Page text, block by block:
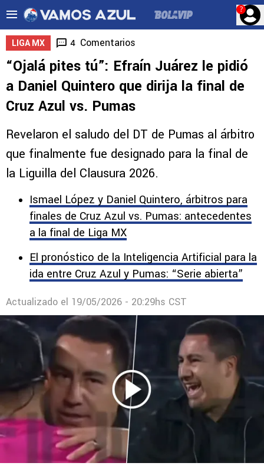
?
LIGA MX 4 Comentarios
“Ojalá pites tú”: Efraín Juárez le pidió
a Daniel Quintero que dirija la final de
Cruz Azul vs. Pumas
Revelaron el saludo del DT de Pumas al árbitro
que finalmente fue designado para la final de
la Liguilla del Clausura 2026.
Ismael López y Daniel Quintero, árbitros para
finales de Cruz Azul vs. Pumas: antecedentes
a la final de Liga MX
El pronóstico de la Inteligencia Artificial para la
ida entre Cruz Azul y Pumas: “Serie abierta”
Actualizado el 19/05/2026 - 20:29hs CST